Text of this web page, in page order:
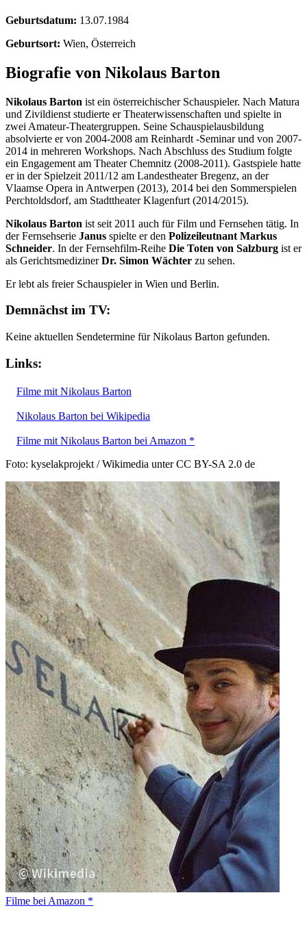
Geburtsdatum: 13.07.1984
Geburtsort: Wien, Österreich
Biografie von Nikolaus Barton
Nikolaus Barton ist ein österreichischer Schauspieler. Nach Matura
und Zivildienst studierte er Theaterwissenschaften und spielte in
zwei Amateur-Theatergruppen. Seine Schauspielausbildung
absolvierte er von 2004-2008 am Reinhardt -Seminar und von 2007-
2014 in mehreren Workshops. Nach Abschluss des Studium folgte
ein Engagement am Theater Chemnitz (2008-2011). Gastspiele hatte
er in der Spielzeit 2011/12 am Landestheater Bregenz, an der
Vlaamse Opera in Antwerpen (2013), 2014 bei den Sommerspielen
Perchtoldsdorf, am Stadttheater Klagenfurt (2014/2015).
Nikolaus Barton ist seit 2011 auch für Film und Fernsehen tätig. In
der Fernsehserie Janus spielte er den Polizeileutnant Markus
Schneider. In der Fernsehfilm-Reihe Die Toten von Salzburg ist er
als GerichtsmedizinerDr. Simon Wächter zu sehen.
Er lebt als freier Schauspieler in Wien und Berlin.
Demnächst im TV:
Keine aktuellen Sendetermine für Nikolaus Barton gefunden.
Links:
Filme mit Nikolaus Barton
Nikolaus Barton bei Wikipedia
Filme mit Nikolaus Barton bei Amazon *
Foto: kyselakprojekt / Wikimedia unter CC BY-SA 2.0 de
Filme bei Amazon *